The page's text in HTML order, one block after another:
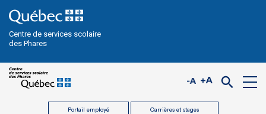
Centre de services scolaire
des Phares
Portail employé Carrières et stages